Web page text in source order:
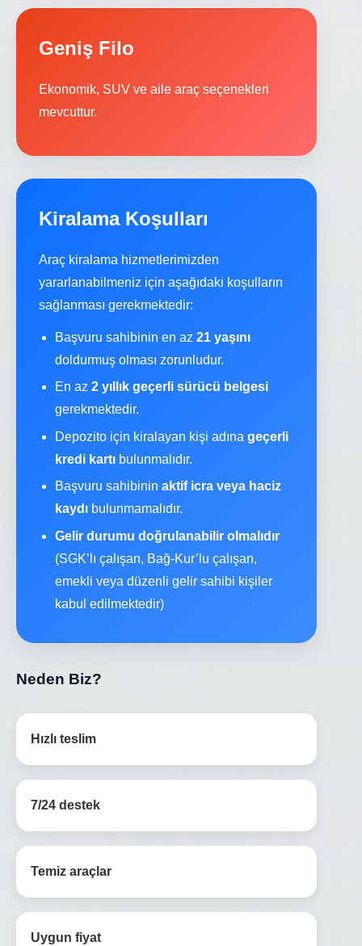
Geniş Filo
Ekonomik, SUV ve aile araç seçenekleri
mevcuttur.
Kiralama Koşulları
Araç kiralama hizmetlerimizden
yararlanabilmeniz için aşağıdaki koşulların
sağlanması gerekmektedir:
Başvuru sahibinin en az 21 yaşını
doldurmuş olması zorunludur.
En az 2 yıllık geçerli sürücü belgesi
gerekmektedir.
Depozito için kiralayan kişi adına geçerli
kredi kartı bulunmalıdır.
Başvuru sahibinin aktif icra veya haciz
kaydı bulunmamalıdır.
Gelir durumu doğrulanabilir olmalıdır
(SGK’lı çalışan, Bağ-Kur’lu çalışan,
emekli veya düzenli gelir sahibi kişiler
kabul edilmektedir)
Neden Biz?
Hızlı teslim
7/24 destek
Temiz araçlar
Uygun fiyat